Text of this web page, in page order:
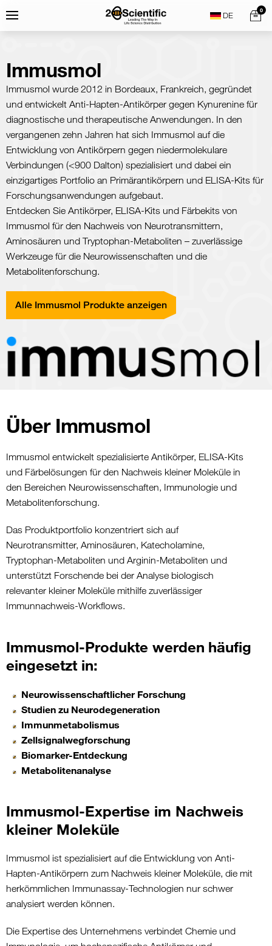
toMenu
Home
0
Immusmol
Immusmol wurde 2012 in Bordeaux, Frankreich, gegründet
und entwickelt Anti-Hapten-Antikörper gegen Kynurenine für
diagnostische und therapeutische Anwendungen. In den
vergangenen zehn Jahren hat sich Immusmol auf die
Entwicklung von Antikörpern gegen niedermolekulare
Verbindungen (<900 Dalton) spezialisiert und dabei ein
einzigartiges Portfolio an Primärantikörpern und ELISA-Kits für
Forschungsanwendungen aufgebaut.
Entdecken Sie Antikörper, ELISA-Kits und Färbekits von
Immusmol für den Nachweis von Neurotransmittern,
Aminosäuren und Tryptophan-Metaboliten – zuverlässige
Werkzeuge für die Neurowissenschaften und die
Metabolitenforschung.
Alle Immusmol Produkte anzeigen
Über Immusmol
Immusmol entwickelt spezialisierte Antikörper, ELISA-Kits
und Färbelösungen für den Nachweis kleiner Moleküle in
den Bereichen Neurowissenschaften, Immunologie und
Metabolitenforschung.
Das Produktportfolio konzentriert sich auf
Neurotransmitter, Aminosäuren, Katecholamine,
Tryptophan-Metaboliten und Arginin-Metaboliten und
unterstützt Forschende bei der Analyse biologisch
relevanter kleiner Moleküle mithilfe zuverlässiger
Immunnachweis-Workflows.
Immusmol-Produkte werden häufig
eingesetzt in:
Neurowissenschaftlicher Forschung
Studien zu Neurodegeneration
Immunmetabolismus
Zellsignalwegforschung
Biomarker-Entdeckung
Metabolitenanalyse
Immusmol-Expertise im Nachweis
kleiner Moleküle
Immusmol ist spezialisiert auf die Entwicklung von Anti-
Hapten-Antikörpern zum Nachweis kleiner Moleküle, die mit
herkömmlichen Immunassay-Technologien nur schwer
analysiert werden können.
Die Expertise des Unternehmens verbindet Chemie und